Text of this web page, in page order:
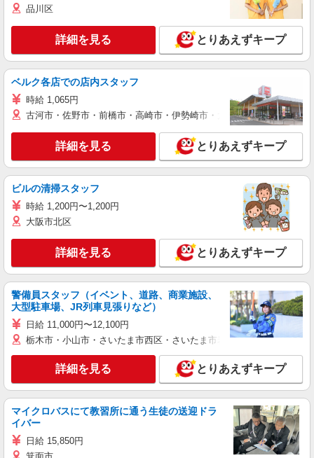
品川区
詳細を見る とりあえずキープ
ベルク各店での店内スタッフ
時給 1,065円
古河市・佐野市・前橋市・高崎市・伊勢崎市・太田市・館林市・藤
詳細を見る とりあえずキープ
ビルの清掃スタッフ
時給 1,200円〜1,200円
大阪市北区
詳細を見る とりあえずキープ
警備員スタッフ（イベント、道路、商業施設、
大型駐車場、JR列車見張りなど）
日給 11,000円〜12,100円
栃木市・小山市・さいたま市西区・さいたま市岩槻区・久喜市・蓮田
詳細を見る とりあえずキープ
マイクロバスにて教習所に通う生徒の送迎ドラ
イバー
日給 15,850円